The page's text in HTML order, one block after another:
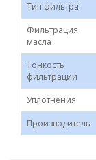
Тип фильтра
Фильтрация
масла
Тонкость
фильтрации
Уплотнения
Производитель